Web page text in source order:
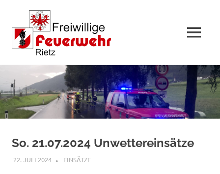
Inhalt
springen
MENÜ
So. 21.07.2024 Unwettereinsätze
22. JULI 2024 RAINER SCHUCHTER
EINSÄTZE